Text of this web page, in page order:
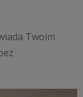
Twoim